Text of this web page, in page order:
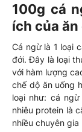
100g cá
ích của
Cá ngừ là 1 loại
đới. Đây là loại
với hàm lượng
chế dộ ăn uống
loại như: cá
nhiêu protein là
nhiều chuyên